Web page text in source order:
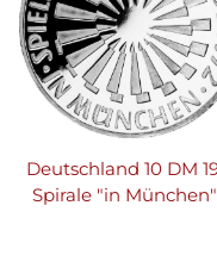
Deutschland 10 DM
Spirale "in